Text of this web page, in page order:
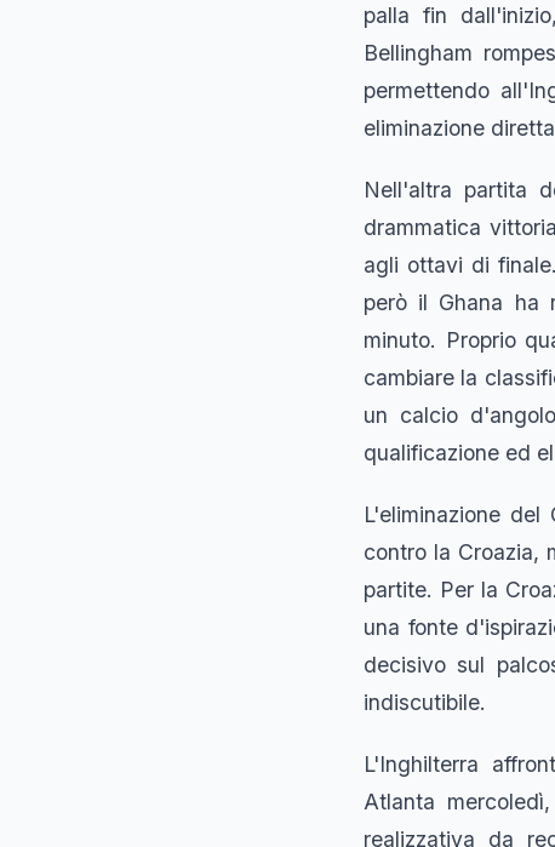
palla fin
Bellingham
permettendo
eliminazione
Nell'altra partita
drammatica
agli ottavi di
però il Ghana ha
minuto. Proprio
cambiare la
un calcio
qualificazione ed
L'eliminazione
contro la Croazia,
partite. Per la
una fonte
decisivo sul
indiscutibile.
L'Inghilterra
Atlanta
realizzativa da